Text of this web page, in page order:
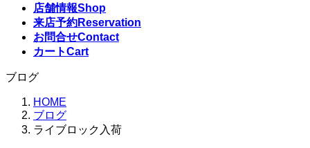
店舗情報Shop
来店予約Reservation
お問合せContact
カートCart
ブログ
HOME
ブログ
ライブロック入荷